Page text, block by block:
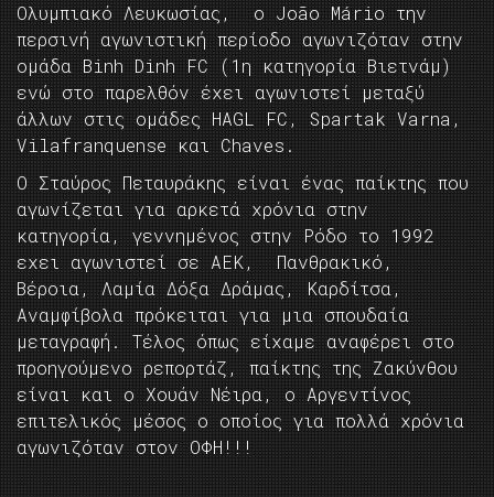
Ολυμπιακό Λευκωσίας, ο João Mário την
περσινή αγωνιστική περίοδο αγωνιζόταν στην
ομάδα Binh Dinh FC (1η κατηγορία Βιετνάμ)
ενώ στο παρελθόν έχει αγωνιστεί μεταξύ
άλλων στις ομάδες HAGL FC, Spartak Varna,
Vilafranquense και Chaves.
Ο Σταύρος Πεταυράκης είναι ένας παίκτης που
αγωνίζεται για αρκετά χρόνια στην
κατηγορία, γεννημένος στην Ρόδο το 1992
εχει αγωνιστεί σε ΑΕΚ, Πανθρακικό,
Βέροια, Λαμία Δόξα Δράμας, Καρδίτσα,
Αναμφίβολα πρόκειται για μια σπουδαία
μεταγραφή. Τέλος όπως είχαμε αναφέρει στο
προηγούμενο ρεπορτάζ, παίκτης της Ζακύνθου
είναι και ο Χουάν Νέιρα, ο Αργεντίνος
επιτελικός μέσος ο οποίος για πολλά χρόνια
αγωνιζόταν στον ΟΦΗ!!!